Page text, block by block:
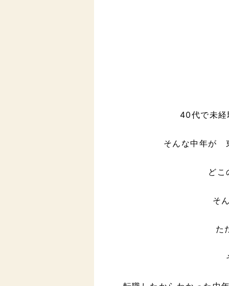
40代で未
そんな中年が
どこ
そ
た